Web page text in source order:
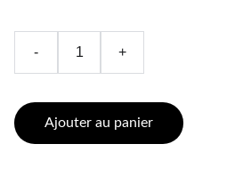
- +
Ajouter au panier